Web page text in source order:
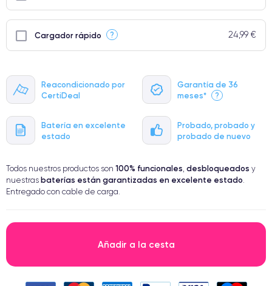
Reacondicionado por
CertiDeal
Garantía de 36
meses*
?
Batería en excelente
estado
Probado, probado y
probado de nuevo
Cargador rápido ? 24,99 €
Todos nuestros productos son 100% funcionales, desbloqueados y
nuestras baterías están garantizadas en excelente estado.
Entregado con cable de carga.
Añadir a la cesta